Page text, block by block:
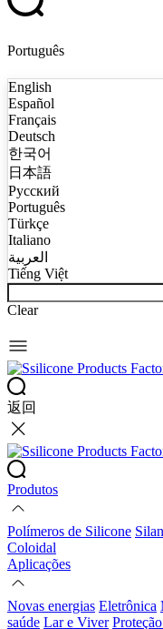
Português
English
Español
Français
Deutsch
한국어
日本語
Русский
Português
Türkçe
Italiano
العربية
Tiếng Việt
Clear
返回
Produtos
Polímeros de Silicone
Coloidal
Aplicações
Novas energias Eletrônica
saúde Lar e Viver